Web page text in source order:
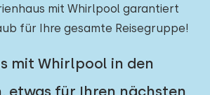
mit Whirlpool garantiert
für Ihre gesamte Reisegruppe!
mit Whirlpool in den
etwas für Ihren nächsten